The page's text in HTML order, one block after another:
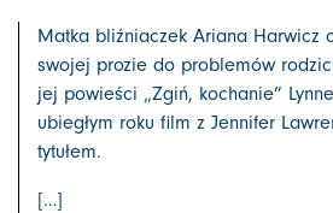
Matka bliźniaczek Ariana Harwicz
swojej prozie do problemów
jej powieści ⁠„Zgiń, kochanie”
ubiegłym roku film z Jennifer
tytułem.
[…]